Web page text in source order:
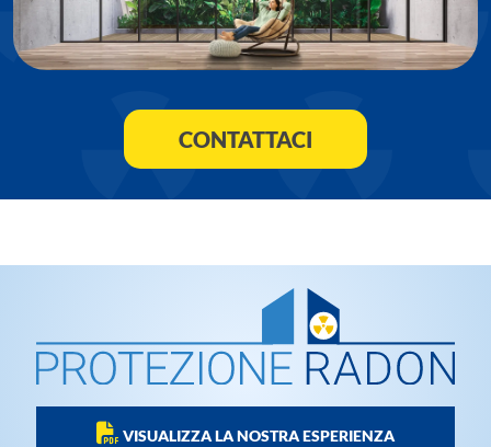
CONTATTACI
VISUALIZZA LA NOSTRA ESPERIENZA